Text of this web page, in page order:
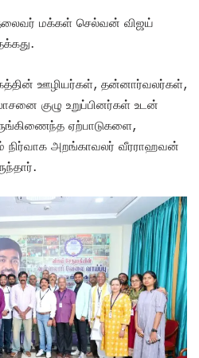
மக்கள் செல்வன் விஜய்
ஊழியர்கள், தன்னார்வலர்கள்,
குழு உறுப்பினர்கள் உடன்
ஏற்பாடுகளை,
நிர்வாக அறங்காவலர் வீரராஹவன்